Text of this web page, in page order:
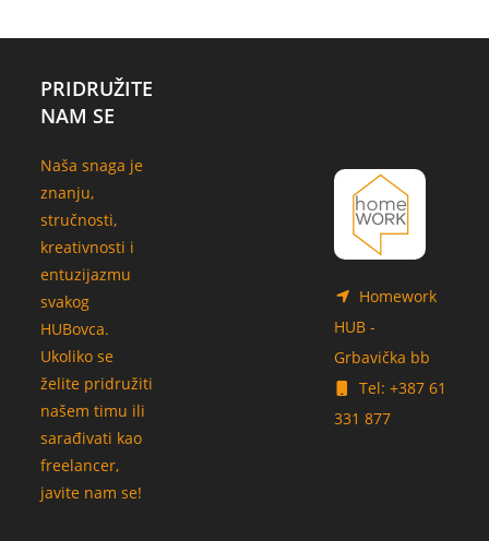
PRIDRUŽITE
NAM SE
Naša snaga je
znanju,
stručnosti,
kreativnosti i
entuzijazmu
svakog
HUBovca.
Ukoliko se
želite pridružiti
našem timu ili
sarađivati kao
freelancer,
javite nam se!
Homework
HUB -
Grbavička bb
Tel: +387 61
331 877